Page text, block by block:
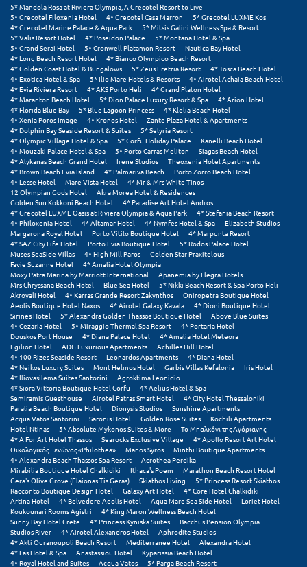
Π
Πάλαιρος
Παξοί
Παραλία Κατερίνης
Παραλία Λιτοχώρου
Παράλιο Άστρος
Πάργα
Παρνασσός
Πάρος
Πάτμος
Πάτρα
Παύλιανη
Πειραιάς
Πελοπόννησος
Πήλιο
Πιερία
Πλαταμώνας
Πλύτρα Λακωνίας
Πόρος
Πόρτο Χέλι
Πρέβεζα
Πύλος
5* Mandola Rosa at Riviera Olympia, A Grecotel Resort to Live
5* Grecotel Filoxenia Hotel
4* Grecotel Casa Marron
5* Grecotel LUXME Kos
4* Grecotel Marine Palace & Aqua Park
5* Mitsis Galini Wellness Spa & Resort
5* Valis Resort Hotel
4* Poseidon Palace
5* Montana Hotel & Spa
5* Grand Serai Hotel
5* Cronwell Platamon Resort
Nautica Bay Hotel
4* Long Beach Resort Hotel
4* Bianco Olympico Beach Resort
4* Golden Coast Hotel & Bungalows
5* Zeus Eretria Resort
4* Tosca Beach Hotel
4* Exotica Hotel & Spa
5* Ilio Mare Hotels & Resorts
4* Airotel Achaia Beach Hotel
4* Evia Riviera Resort
4* AKS Porto Heli
4* Grand Platon Hotel
4* Maranton Beach Hotel
5* Dion Palace Luxury Resort & Spa
4* Arion Hotel
4* Florida Blue Bay
5* Blue Lagoon Princess
4* Klelia Beach Hotel
4* Xenia Poros Image
4* Kronos Hotel
Zante Plaza Hotel & Apartments
4* Dolphin Bay Seaside Resort & Suites
5* Selyria Resort
4* Olympic Village Hotel & Spa
5* Corfu Holiday Palace
Kanelli Beach Hotel
4* Mouzaki Palace Hotel & Spa
5* Porto Carras Meliton
Siagas Beach Hotel
4* Alykanas Beach Grand Hotel
Irene Studios
Theoxenia Hotel Apartments
4* Brown Beach Evia Island
4* Palmariva Beach
Porto Zorro Beach Hotel
4* Lesse Hotel
Mare Vista Hotel
4* Mr & Mrs White Tinos
12 Olympian Gods Hotel
Akra Morea Hotel & Residences
Golden Sun Kokkoni Beach Hotel
4* Paradise Art Hotel Andros
4* Grecotel LUXME Oasis at Riviera Olympia & Aqua Park
4* Stefania Beach Resort
4* Philoxenia Hotel
4* Altamar Hotel 4* Nymfes Hotel & Spa
Elizabeth Studios
Margarona Royal Hotel
Porto Vitilo Boutique Hotel
4* Marpunta Resort
4* SAZ City Life Hotel
Porto Evia Boutique Hotel
5* Rodos Palace Hotel
Muses SeaSide Villas
4* High Mill Paros
Golden Star Praxitelous
Favie Suzanne Hotel
4* Amalia Hotel Olympia
Moxy Patra Marina by Marriott International
Apanemia by Flegra Hotels
Mrs Chryssana Beach Hotel
Blue Sea Hotel
5* Nikki Beach Resort & Spa Porto Heli
Akroyali Hotel
4* Karras Grande Resort Zakynthos
Oniropetra Boutique Hotel
Aeolis Boutique Hotel Naxos
4* Airotel Galaxy Kavala
4* Dioni Boutique Hotel
Sirines Hotel
5* Alexandra Golden Thassos Boutique Hotel
Above Blue Suites
4* Cezaria Hotel
5* Miraggio Thermal Spa Resort
4* Portaria Hotel
Douskos Port House
4* Diana Palace Hotel
4* Amalia Hotel Meteora
Egilion Hotel
ADG Luxurious Apartments
Achilles Hill Hotel
4* 100 Rizes Seaside Resort
Leonardos Apartments
4* Diana Hotel
4* Neikos Luxury Suites
Mont Helmos Hotel Garbis Villas Kefalonia
Iris Hotel
4* Iliovasilema Suites Santorini
Agroktima Leonidio
4* Siora Vittoria Boutique Hotel Corfu
4* Aelius Hotel & Spa
Semiramis Guesthouse
Airotel Patras Smart Hotel
4* City Hotel Thessaloniki
Paralia Beach Boutique Hotel
Dionysis Studios
Sunshine Apartments
Acqua Vatos Santorini
Saronis Hotel Golden Rose Suites
Kochili Apartments
Hotel Ntinas
5* Absolute Mykonos Suites & More
Το Μπαλκόνι της Αγόριανης
4* A For Art Hotel Thassos
Searocks Exclusive Village
4* Apollo Resort Art Hotel
Οικολογικός Ξενώνας «Philothea»
Manos Syros
Minthi Boutique Apartments
4* Alexandra Beach Thassos Spa Resort
Acrothea Perdika
Mirabilia Boutique Hotel Chalkidiki
Ithaca's Poem
Marathon Beach Resort Hotel
Gera's Olive Grove (Elaionas Tis Geras)
Skiathos Living
5* Princess Resort Skiathos
Racconto Boutique Design Hotel
Galaxy Art Hotel
4* Core Hotel Chalkidiki
Artina Hotel
4* Belvedere Aeolis Hotel Aqua Mare Sea Side Hotel
Loriet Hotel
Koukounari Rooms Agistri
4* King Maron Wellness Beach Hotel
Sunny Bay Hotel Crete
4* Princess Kyniska Suites
Bacchus Pension Olympia
Studios River
4* Airotel Alexandros Hotel
Aphrodite Studios
4* Akti Ouranoupoli Beach Resort
Mediterranee Hotel
Alexandra Hotel
4* Las Hotel & Spa
Anastassiou Hotel
Kyparissia Beach Hotel
4* Royal Hotel and Suites
Acqua Vatos
5* Parga Beach Resort